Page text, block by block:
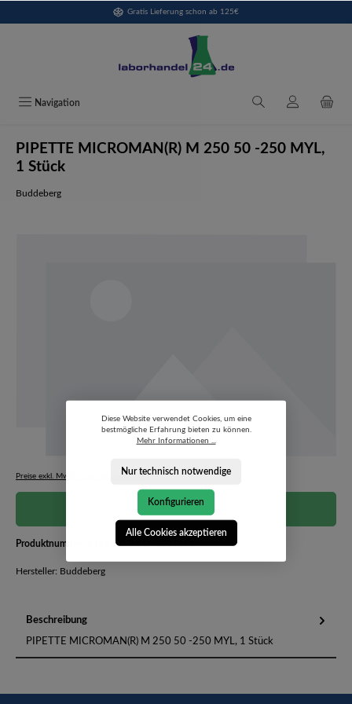
Gratis Lieferung schon ab 125€
Navigation
PIPETTE MICROMAN(R) M 250 50 -250 MYL,
1 Stück
Buddeberg
Preise exkl. MwSt. zzgl. Versandkosten
Preis auf Anfrage
Produktnummer: F148505 BASF-2091393
Hersteller: Buddeberg
Beschreibung
PIPETTE MICROMAN(R) M 250 50 -250 MYL, 1 Stück
Diese Website verwendet Cookies, um eine
bestmögliche Erfahrung bieten zu können.
Mehr Informationen ...
Nur technisch notwendige
Konfigurieren
Alle Cookies akzeptieren